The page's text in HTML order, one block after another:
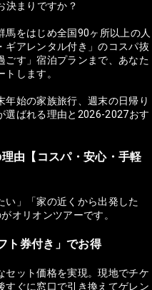
決まりですか？
馬をはじめ全国90ヶ所以上の人
ギアレンタル付き」のコスパ抜
ごす」宿泊プランまで、あなた
します。
始の家族旅行、週末の日帰り
選ばれる理由と2026-2027おす
由【コスパ・安心・手軽
い」「家の近くから出発した
オリオンツアーです。
ト券付き」でお得
セット価格を実現。現地でチケ
すぐに窓口で引き換えてゲレン